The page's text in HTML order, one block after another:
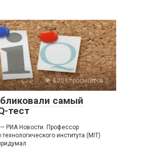
0 4 204 просмотров
самый
тест
РИА Новости. Профессор
института (MIT)